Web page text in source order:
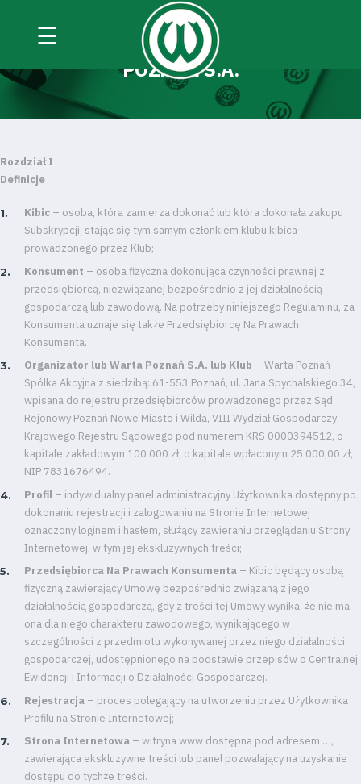
☰
REGULAMIN KLUBU KIBICA WARTA
POZNAŃ S.A.
Rozdział I
Definicje
Kibic – osoba, która zamierza dokonać lub która dokonała zakupu
Subskrypcji, stając się tym samym członkiem klubu kibica
prowadzonego przez Klub;
Konsument – osoba fizyczna dokonująca czynności prawnej z
przedsiębiorcą, niezwiązanej bezpośrednio z jej działalnością
gospodarczą lub zawodową. Na potrzeby niniejszego Regulaminu, za
Konsumenta uznaje się także Przedsiębiorcę Na Prawach
Konsumenta.
Organizator lub Warta Poznań S.A. lub Klub – Warta Poznań
Spółka Akcyjna z siedzibą: 61-553 Poznań, ul. Jana Spychalskiego 34,
wpisana do rejestru przedsiębiorców prowadzonego przez Sąd
Rejonowy Poznań Nowe Miasto i Wilda, VIII Wydział Gospodarczy
Krajowego Rejestru Sądowego pod numerem KRS 0000394512, o
kapitale zakładowym 100 000 zł, o kapitale wpłaconym 25 000,00 zł,
NIP 7831676494.
Profil – indywidualny panel administracyjny Użytkownika dostępny po
dokonaniu rejestracji i zalogowaniu na Stronie Internetowej
oznaczony loginem i hasłem, służący zawieraniu przeglądaniu Strony
Internetowej, w tym jej ekskluzywnych treści;
Przedsiębiorca Na Prawach Konsumenta – Kibic będący osobą
fizyczną zawierający Umowę bezpośrednio związaną z jego
działalnością gospodarczą, gdy z treści tej Umowy wynika, że nie ma
ona dla niego charakteru zawodowego, wynikającego w
szczególności z przedmiotu wykonywanej przez niego działalności
gospodarczej, udostępnionego na podstawie przepisów o Centralnej
Ewidencji i Informacji o Działalności Gospodarczej.
Rejestracja – proces polegający na utworzeniu przez Użytkownika
Profilu na Stronie Internetowej;
Strona Internetowa – witryna www dostępna pod adresem …,
zawierająca ekskluzywne treści lub panel pozwalający na uzyskanie
dostępu do tychże treści.